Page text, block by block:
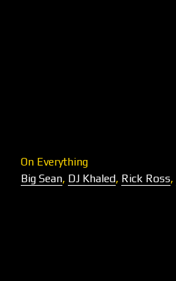
On Everything
Big Sean, DJ Khaled, Rick Ross,